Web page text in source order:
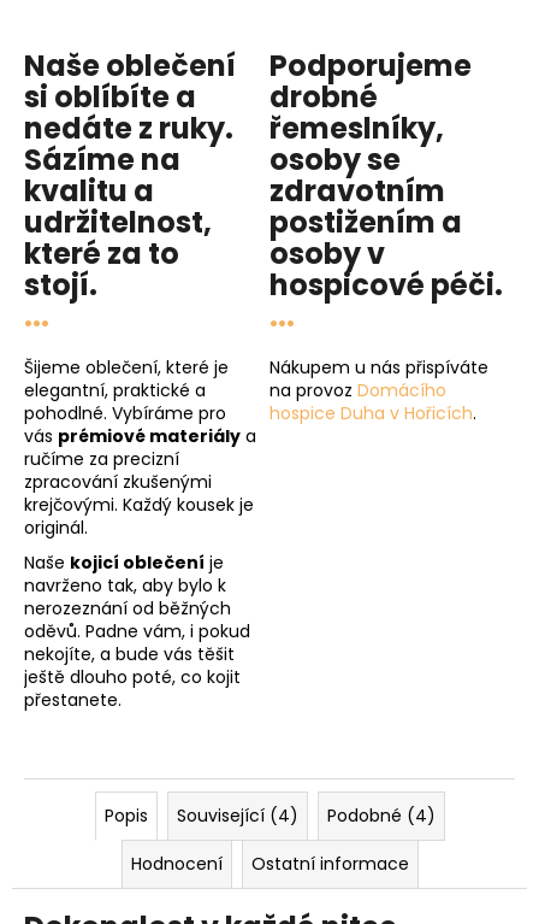
Naše oblečení
si oblíbíte a
nedáte z ruky.
Sázíme na
kvalitu a
udržitelnost,
které za to
stojí.
...
Šijeme oblečení, které je
elegantní, praktické a
pohodlné. Vybíráme pro
vás prémiové materiály a
ručíme za precizní
zpracování zkušenými
krejčovými. Každý kousek je
originál.
Naše kojicí oblečení je
navrženo tak, aby bylo k
nerozeznání od běžných
oděvů. Padne vám, i pokud
nekojíte, a bude vás těšit
ještě dlouho poté, co kojit
přestanete.
Podporujeme
drobné
řemeslníky,
osoby se
zdravotním
postižením a
osoby v
hospicové péči.
...
Nákupem u nás přispíváte
na provoz Domácího
hospice Duha v Hořicích.
Popis Související (4)
Podobné (4)
Hodnocení
Ostatní informace